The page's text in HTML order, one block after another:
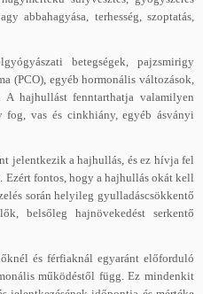
abbahagyása, terhesség, szoptatás,
betegségek, pajzsmirigy
(PCO), egyéb hormonális változások,
A hajhullást fenntarthatja valamilyen
fog, vas és cinkhiány, egyéb ásványi
jelentkezik a hajhullás, és ez hívja fel
Ezért fontos, hogy a hajhullás okát kell
során helyileg gyulladáscsökkentő
belsőleg hajnövekedést serkentő
és férfiaknál egyaránt előforduló
működéstől függ. Ez mindenkit